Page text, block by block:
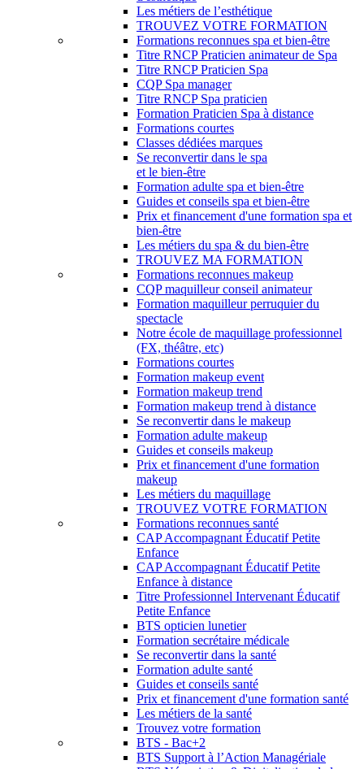
Les métiers de l’esthétique
TROUVEZ VOTRE FORMATION
Formations reconnues spa et bien-être
Titre RNCP Praticien animateur de Spa
Titre RNCP Praticien Spa
CQP Spa manager
Titre RNCP Spa praticien
Formation Praticien Spa à distance
Formations courtes
Classes dédiées marques
Se reconvertir dans le spa
et le bien-être
Formation adulte spa et bien-être
Guides et conseils spa et bien-être
Prix et financement d'une formation spa et
bien-être
Les métiers du spa & du bien-être
TROUVEZ MA FORMATION
Formations reconnues makeup
CQP maquilleur conseil animateur
Formation maquilleur perruquier du
spectacle
Notre école de maquillage professionnel
(FX, théâtre, etc)
Formations courtes
Formation makeup event
Formation makeup trend
Formation makeup trend à distance
Se reconvertir dans le makeup
Formation adulte makeup
Guides et conseils makeup
Prix et financement d'une formation
makeup
Les métiers du maquillage
TROUVEZ VOTRE FORMATION
Formations reconnues santé
CAP Accompagnant Éducatif Petite
Enfance
CAP Accompagnant Éducatif Petite
Enfance à distance
Titre Professionnel Intervenant Éducatif
Petite Enfance
BTS opticien lunetier
Formation secrétaire médicale
Se reconvertir dans la santé
Formation adulte santé
Guides et conseils santé
Prix et financement d'une formation santé
Les métiers de la santé
Trouvez votre formation
BTS - Bac+2
BTS Support à l’Action Managériale